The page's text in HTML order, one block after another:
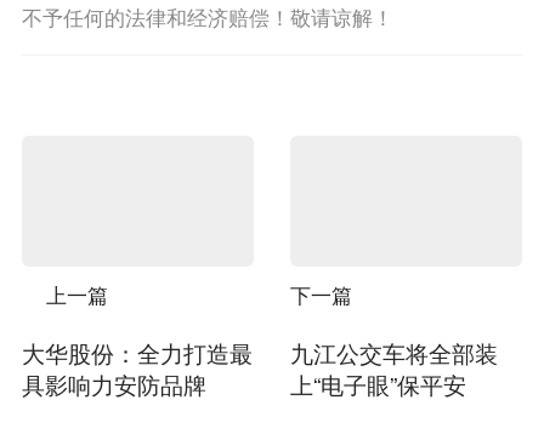
不予任何的法律和经济赔偿！敬请谅解！
上一篇
大华股份：全力打造最
具影响力安防品牌
下一篇
九江公交车将全部装
上“电子眼”保平安